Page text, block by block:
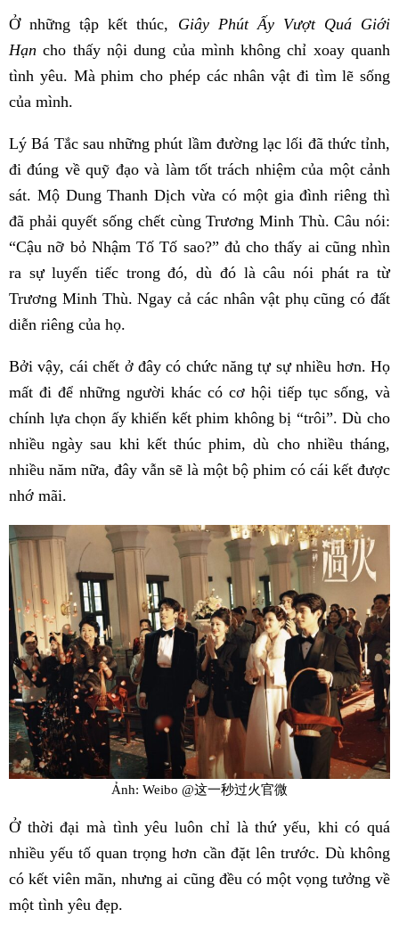
Ở những tập kết thúc, Giây Phút Ấy Vượt Quá Giới
Hạncho thấy nội dung của mình không chỉ xoay quanh
tình yêu. Mà phim cho phép các nhân vật đi tìm lẽ sống
của mình.
Lý Bá Tắc sau những phút lầm đường lạc lối đã thức tỉnh,
đi đúng về quỹ đạo và làm tốt trách nhiệm của một cảnh
sát. Mộ Dung Thanh Dịch vừa có một gia đình riêng thì
đã phải quyết sống chết cùng Trương Minh Thù. Câu nói:
“Cậu nỡ bỏ Nhậm Tố Tố sao?” đủ cho thấy ai cũng nhìn
ra sự luyến tiếc trong đó, dù đó là câu nói phát ra từ
Trương Minh Thù. Ngay cả các nhân vật phụ cũng có đất
diễn riêng của họ.
Bởi vậy, cái chết ở đây có chức năng tự sự nhiều hơn. Họ
mất đi để những người khác có cơ hội tiếp tục sống, và
chính lựa chọn ấy khiến kết phim không bị “trôi”. Dù cho
nhiều ngày sau khi kết thúc phim, dù cho nhiều tháng,
nhiều năm nữa, đây vẫn sẽ là một bộ phim có cái kết được
nhớ mãi.
Ảnh: Weibo @这一秒过火官微
Ở thời đại mà tình yêu luôn chỉ là thứ yếu, khi có quá
nhiều yếu tố quan trọng hơn cần đặt lên trước. Dù không
có kết viên mãn, nhưng ai cũng đều có một vọng tưởng về
một tình yêu đẹp.